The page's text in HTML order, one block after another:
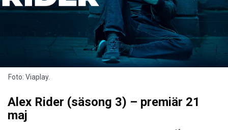
Foto: Viaplay.
Alex Rider (säsong 3) – premiär 21
maj